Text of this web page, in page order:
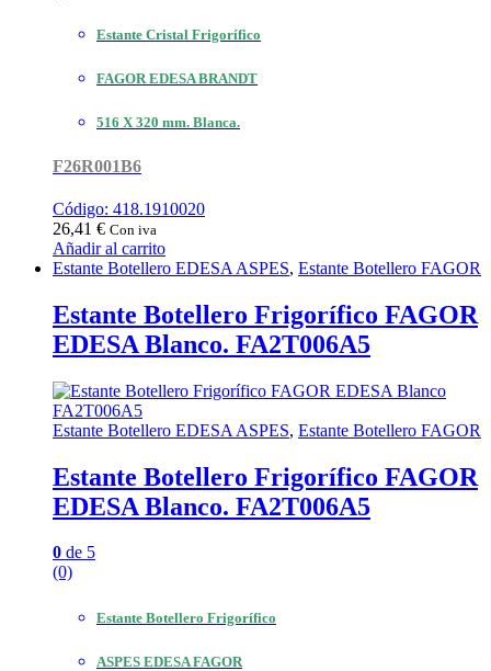
Estante Cristal Frigorífico
FAGOR EDESA BRANDT
516 X 320 mm. Blanca.
F26R001B6
Código: 418.1910020
26,41 € Con iva
Añadir al carrito
Estante Botellero EDESA ASPES, Estante Botellero FAGOR
Estante Botellero Frigorífico FAGOR
EDESA Blanco. FA2T006A5
Estante Botellero EDESA ASPES, Estante Botellero FAGOR
Estante Botellero Frigorífico FAGOR
EDESA Blanco. FA2T006A5
0 de 5
(0)
Estante Botellero Frigorífico
ASPES EDESA FAGOR